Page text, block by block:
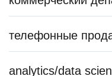
Key Account Manager
150000 ₽
телефонные
Менеджер по
analytics/data